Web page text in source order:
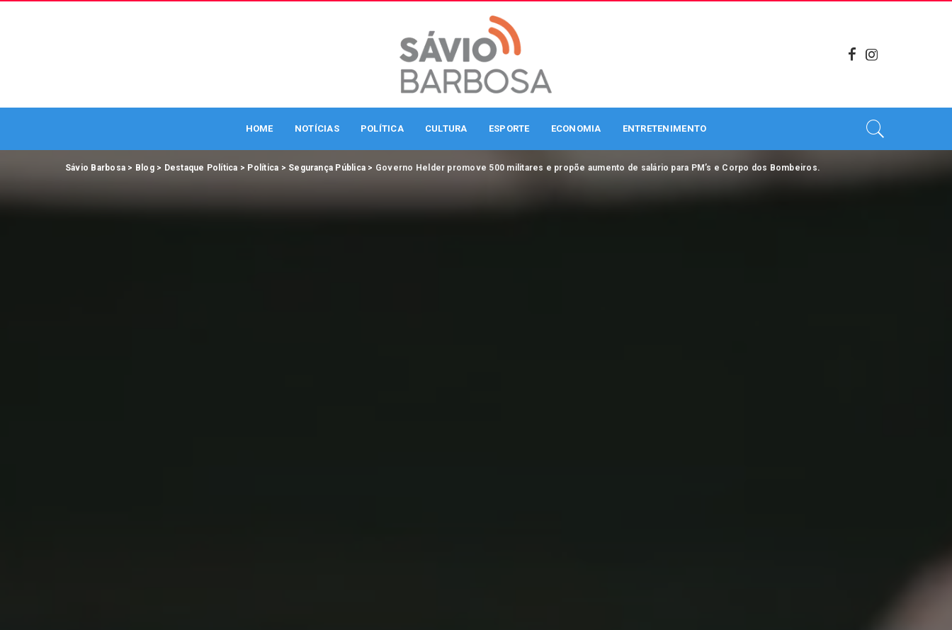
HOME NOTÍCIAS POLÍTICA CULTURA ESPORTE ECONOMIA ENTRETENIMENTO
Sávio Barbosa > Blog> Destaque Política > Política > Segurança Pública > Governo Helder promove 500 militares e propõe aumento de salário para PM’s e Corpo dos Bombeiros.